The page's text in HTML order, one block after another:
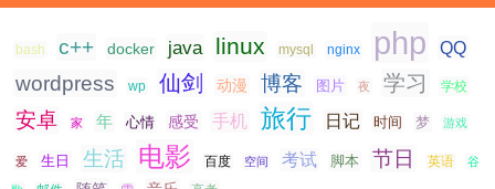
bash c++ docker java linux mysql nginx php QQ
wordpress wp 仙剑 动漫 博客 图片 夜 学习 学校
安卓 家 年 心情 感受 手机 旅行 日记 时间 梦 游戏
爱 生日 生活 电影 百度 空间 考试 脚本 节日 英语 谷